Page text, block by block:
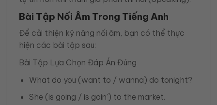
Bài Tập Nối Âm Trong Tiếng Anh
Để cải thiện kỹ năng nối âm, bạn có thể thực
hiện các bài tập sau:
Bài Tập Lựa Chọn Đáp Án Đúng
What do you (want to / wanna) do tonight?
She (is going / is goin’) to the market.